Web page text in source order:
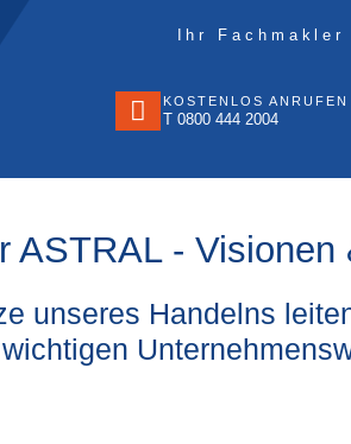
Ihr
KOSTENLOS ANRUFEN
T 0800 444 2004
ASTRAL - Visionen
unseres Handelns